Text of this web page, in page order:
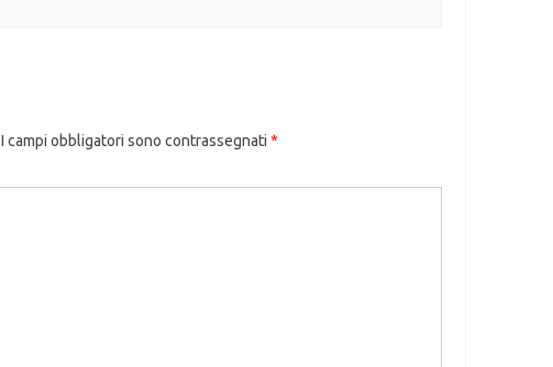
I campi obbligatori sono contrassegnati *